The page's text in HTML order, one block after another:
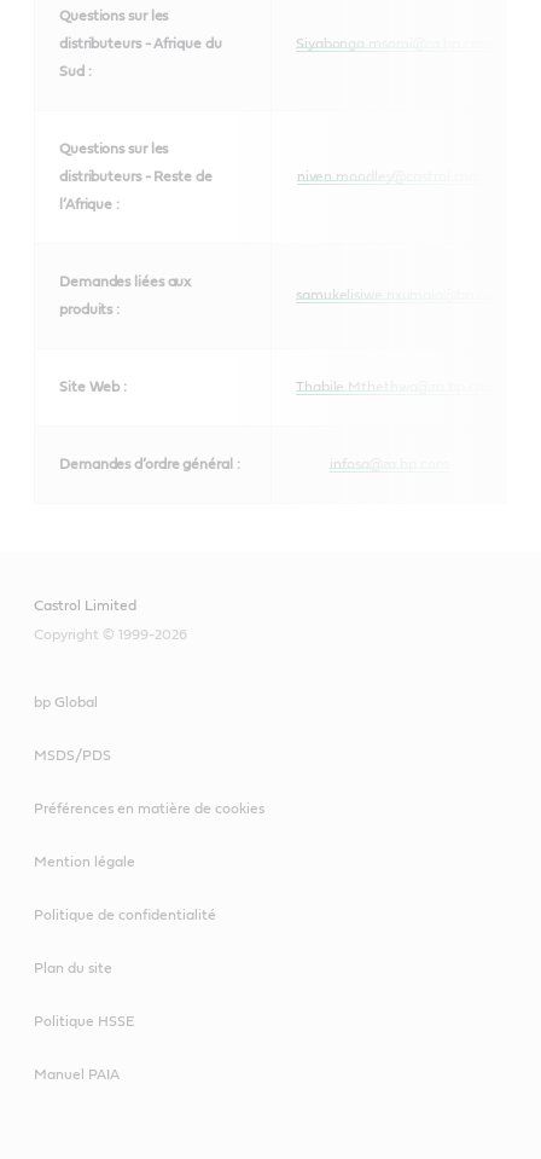
Questions sur les
distributeurs - Afrique du
Sud :
Siyabonga.msomi@za.bp.com
Questions sur les
distributeurs - Reste de
l’Afrique :
niven.moodley@castrol.com
Demandes liées aux
produits :
samukelisiwe.nxumalo@bp.com
Site Web : Thabile.Mthethwa@za.bp.com
Demandes d’ordre général : infosa@za.bp.com
Castrol Limited
Copyright © 1999-2026
bp Global
MSDS/PDS
Préférences en matière de cookies
Mention légale
Politique de confidentialité
Plan du site
Politique HSSE
Manuel PAIA